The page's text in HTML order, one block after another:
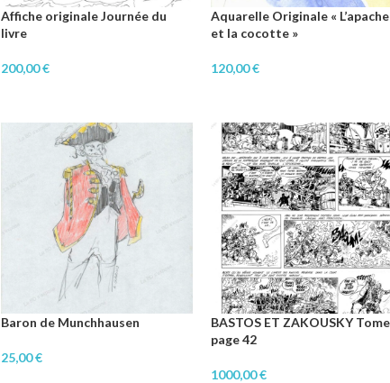
Affiche originale Journée du
livre
200,00€
Aquarelle Originale « L’apache
et la cocotte »
120,00€
Baron de Munchhausen
25,00€
BASTOS ET ZAKOUSKY
page 42
1000,00€